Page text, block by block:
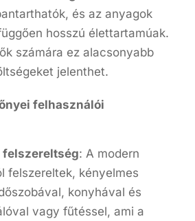
és az anyagok
hosszú élettartamúak.
számára ez alacsonyabb
jelenthet.
felhasználói
felszereltség: A modern
felszereltek, kényelmes
konyhával és
vagy fűtéssel, ami a